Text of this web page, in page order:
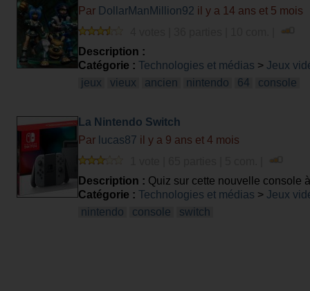
Par DollarManMillion92 il y a 14 ans et 5 mois
Description :
Catégorie : Technologies et médias > Jeux
jeux
vieux ancien nintendo 64 console
La Nintendo Switch
Par lucas87 il y a 9 ans et 4 mois
Description : Quiz sur cette nouvelle console
Catégorie : Technologies et médias > Jeux
nintendo
console switch